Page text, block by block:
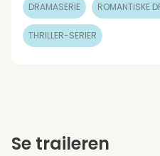
DRAMASERIE ROMANTISKE
THRILLER-SERIER
Se traileren